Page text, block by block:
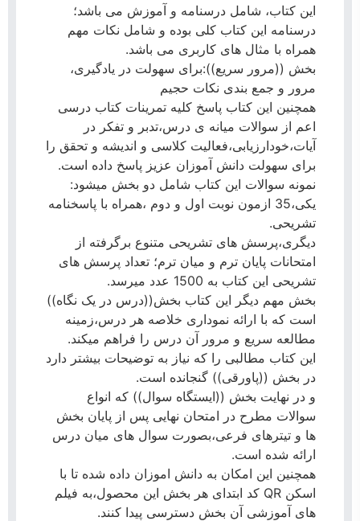
این کتاب، شامل درسنامه و آموزش می باشد؛
درسنامه این کتاب کلی بوده و شامل نکات مهم
همراه با مثال های کاربری می باشد.
بخش ((مرور سریع)):برای سهولت در یادگیری،
مرور و جمع بندی نکات حجیم
همچنین این کتاب پاسخ کلیه تمرینات کتاب درسی
اعم از سوالات میانه ی درس،تدبر و تفکر در
آیات،خودارزیابی،فعالیت کلاسی و اندیشه و تحقق را
برای سهولت دانش آموزان عزیز پاسخ داده است.
نمونه سوالات این کتاب شامل دو بخش میشود:
یکی،35 ازمون نوبت اول و دوم ،همراه با پاسخنامه
تشریحی.
دیگری،پرسش های تشریحی متنوع برگرفته از
امتحانات پایان ترم و میان ترم؛ تعداد پرسش های
تشریحی این کتاب به 1500 عدد میرسد.
بخش مهم دیگر این کتاب بخش((درس در یک نگاه))
است که با ارائه نموداری خلاصه هر درس،زمینه
مطالعه سریع و مرور آن درس را فراهم میکند.
این کتاب مطالبی را که نیاز به توضیحات بیشتر دارد
در بخش ((پاورقی)) گنجانده است.
و در نهایت بخش ((ایستگاه سوال)) که انواع
سوالات مطرح در امتحان نهایی پس از پایان بخش
ها و تیترهای فرعی،بصورت سوال های میان درس
ارائه شده است.
همچنین این امکان به دانش اموزان داده شده تا با
اسکن QR کد ابتدای هر بخش این محصول،به فیلم
های آموزشی آن بخش دسترسی پیدا کنند.